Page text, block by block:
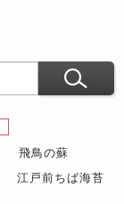
飛鳥の蘇
江戸前ちば海苔